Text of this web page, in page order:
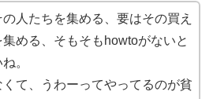
人たちを集める、要はその買え
集める、そもそもhowtoがないと
。
くて、うわーってやってるのが貧